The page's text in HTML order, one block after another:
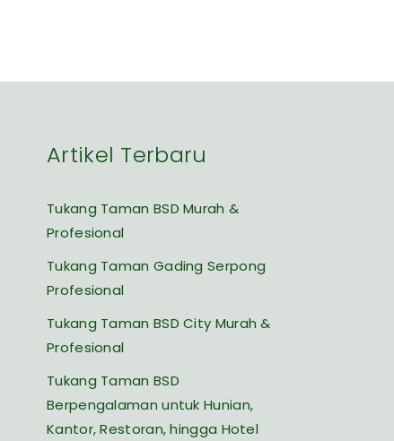
Artikel Terbaru
Tukang Taman BSD Murah &
Profesional
Tukang Taman Gading Serpong
Profesional
Tukang Taman BSD City Murah &
Profesional
Tukang Taman BSD
Berpengalaman untuk Hunian,
Kantor, Restoran, hingga Hotel